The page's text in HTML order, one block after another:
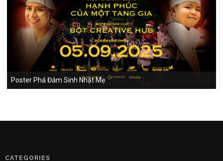
Poster Phá Đám Sinh Nhật Mẹ
CATEGORIES